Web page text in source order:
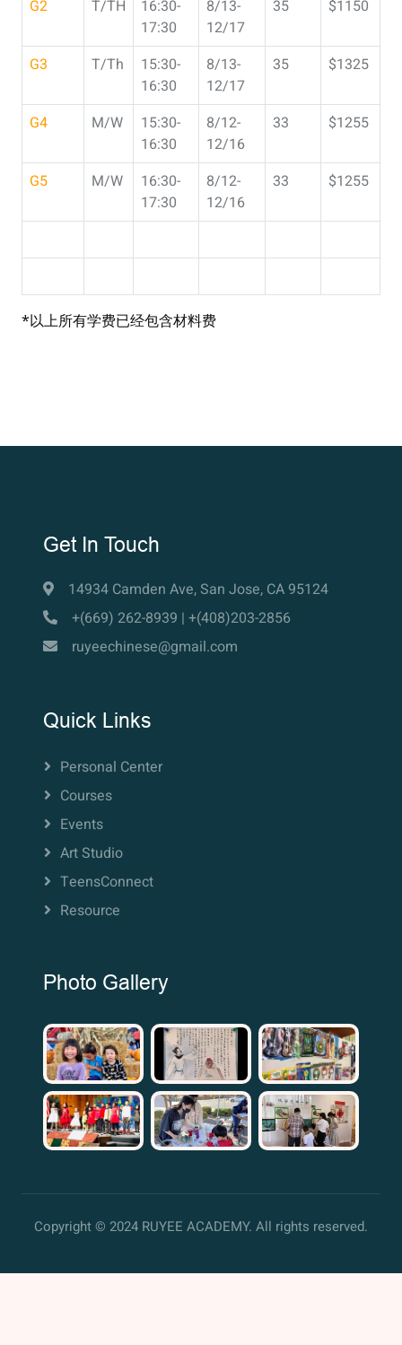
G2 T/TH
16:30-
17:30
8/13-
12/17
35 $1150
G3 T/Th
15:30-
16:30
8/13-
12/17
35 $1325
G4 M/W
15:30-
16:30
8/12-
12/16
33 $1255
G5 M/W
16:30-
17:30
8/12-
12/16
33 $1255
*以上所有学费已经包含材料费
Get In Touch
14934 Camden Ave, San Jose, CA 95124
+(669) 262-8939 | +(408)203-2856
ruyeechinese@gmail.com
Quick Links
Personal Center
Courses
Events
Art Studio
TeensConnect
Resource
Photo Gallery
Copyright © 2024 RUYEE ACADEMY. All rights reserved.